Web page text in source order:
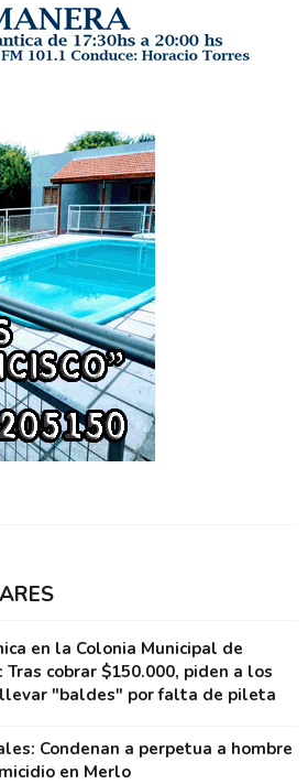
en la Colonia Municipal de
Tras cobrar $150.000, piden a los
"baldes" por falta de pileta
Condenan a perpetua a hombre
en Merlo